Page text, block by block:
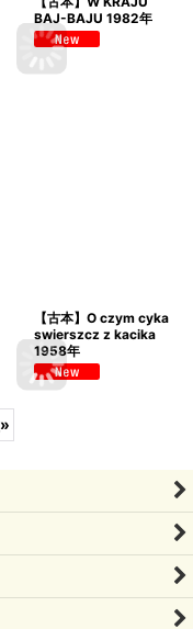
BAJ-BAJU 1982年
【古本】O czym cyka
swierszcz z kacika
1958年
»